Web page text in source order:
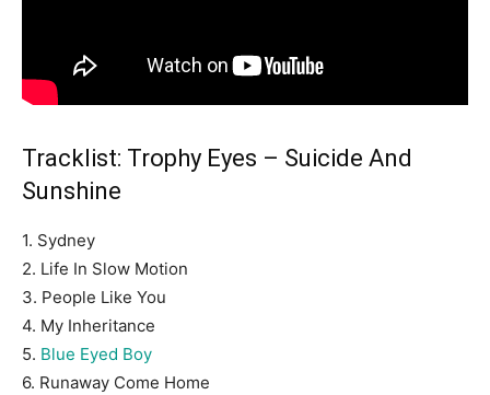
Tracklist: Trophy Eyes – Suicide And
Sunshine
1. Sydney
2. Life In Slow Motion
3. People Like You
4. My Inheritance
5. Blue Eyed Boy
6. Runaway Come Home